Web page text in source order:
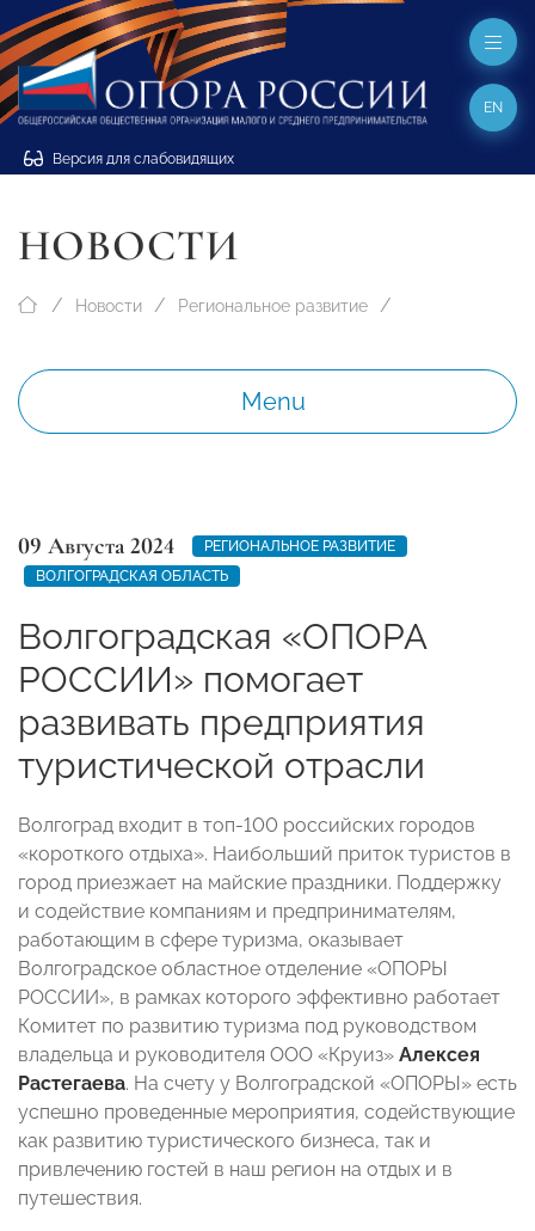
Версия для слабовидящих
EN
НОВОСТИ
Новости Региональное развитие
Menu
09 Августа 2024
РЕГИОНАЛЬНОЕ РАЗВИТИЕ
ВОЛГОГРАДСКАЯ ОБЛАСТЬ
Волгоградская «ОПОРА
РОССИИ» помогает
развивать предприятия
туристической отрасли
Волгоград входит в топ-100 российских городов
«короткого отдыха». Наибольший приток туристов в
город приезжает на майские праздники. Поддержку
и содействие компаниям и предпринимателям,
работающим в сфере туризма, оказывает
Волгоградское областное отделение «ОПОРЫ
РОССИИ», в рамках которого эффективно работает
Комитет по развитию туризма под руководством
владельца и руководителя ООО «Круиз» Алексея
Растегаева. На счету у Волгоградской «ОПОРЫ» есть
успешно проведенные мероприятия, содействующие
как развитию туристического бизнеса, так и
привлечению гостей в наш регион на отдых и в
путешествия.